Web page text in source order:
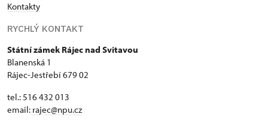
Kontakty
RYCHLÝ KONTAKT
Státní zámek Rájec nad Svitavou
Blanenská 1
Rájec-Jestřebí 679 02
tel.: 516 432 013
email: rajec@npu.cz